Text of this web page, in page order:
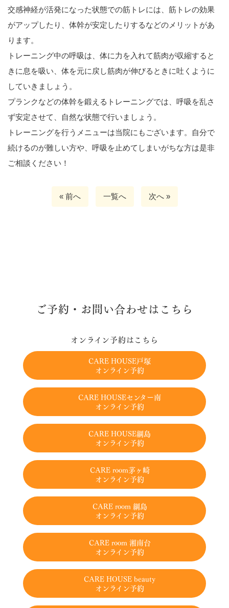
交感神経が活発になった状態での筋トレには、筋トレの効果
がアップしたり、体幹が安定したりするなどのメリットがあ
ります。
トレーニング中の呼吸は、体に力を入れて筋肉が収縮すると
きに息を吸い、体を元に戻し筋肉が伸びるときに吐くように
していきましょう。
プランクなどの体幹を鍛えるトレーニングでは、呼吸を乱さ
ず安定させて、自然な状態で行いましょう。
トレーニングを行うメニューは当院にもございます。自分で
続けるのが難しい方や、呼吸を止めてしまいがちな方は是非
ご相談ください！
« 前へ 一覧へ 次へ »
ご予約・お問い合わせはこちら
オンライン予約はこちら
CARE HOUSE戸塚
オンライン予約
CARE HOUSEセンター南
オンライン予約
CARE HOUSE綱島
オンライン予約
CARE room茅ヶ崎
オンライン予約
CARE room 綱島
オンライン予約
CARE room 湘南台
オンライン予約
CARE HOUSE beauty
オンライン予約